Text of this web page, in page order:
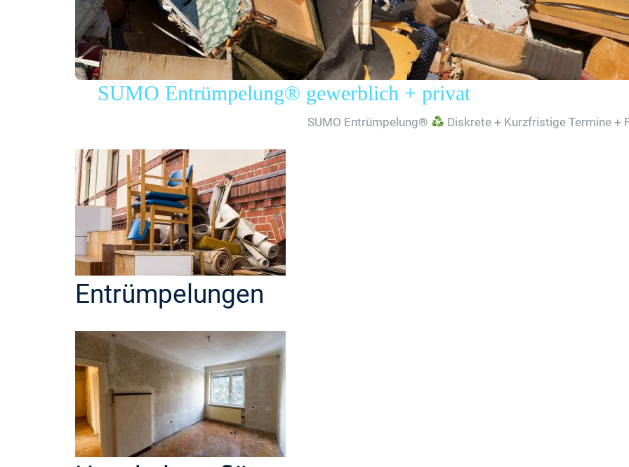
SUMO Entrümpelung® gewerblich + privat
SUMO Entrümpelung® Diskrete + Kurzfristige Termine +
Entrümpelungen